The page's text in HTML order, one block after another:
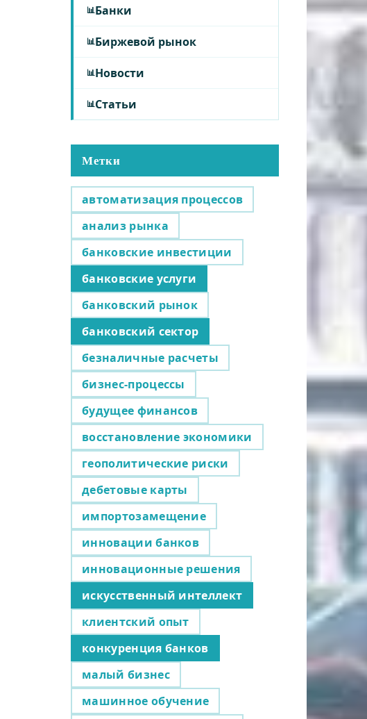
Банки
Биржевой рынок
Новости
Статьи
Метки
автоматизация процессов
анализ рынка
банковские инвестиции
банковские услуги
банковский рынок
банковский сектор
безналичные расчеты
бизнес-процессы
будущее финансов
восстановление экономики
геополитические риски
дебетовые карты
импортозамещение
инновации банков
инновационные решения
искусственный интеллект
клиентский опыт
конкуренция банков
малый бизнес
машинное обучение